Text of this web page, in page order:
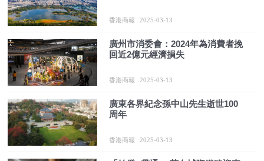
香港商報 2025-03-13
廣州市消委會：2024年為消費者挽
回近2億元經濟損失
香港商報 2025-03-13
廣東各界紀念孫中山先生逝世100
周年
香港商報 2025-03-13